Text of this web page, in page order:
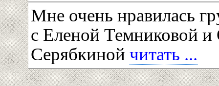
Мне очень нравилась
с Еленой Темниковой и
Серябкиной читать ...